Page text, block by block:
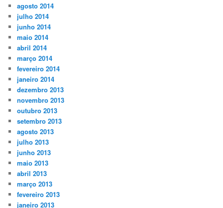
agosto 2014
julho 2014
junho 2014
maio 2014
abril 2014
março 2014
fevereiro 2014
janeiro 2014
dezembro 2013
novembro 2013
outubro 2013
setembro 2013
agosto 2013
julho 2013
junho 2013
maio 2013
abril 2013
março 2013
fevereiro 2013
janeiro 2013